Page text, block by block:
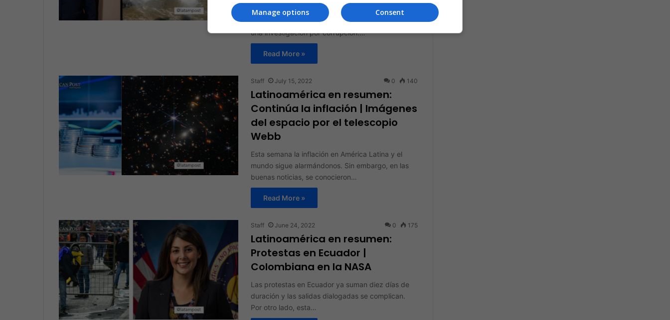
Esta semana Pedro Castillo, presidente de Perú,
acusó golpe de Estado cuando la fiscalía le abrió
una investigación por corrupción.…
Read More »
Staff July 15, 2022 0 140
Latinoamérica en resumen:
Continúa la inflación | Imágenes
del espacio por el telescopio
Webb
Esta semana la inflación en América Latina y el
mundo sigue alarmándonos. Sin embargo, en las
buenas noticias, se conocieron…
Read More »
Staff June 24, 2022 0 175
Latinoamérica en resumen:
Protestas en Ecuador |
Colombiana en la NASA
Las protestas en Ecuador ya suman diez días de
duración y las salidas dialogadas se complican.
Por otro lado, esta…
Consent
Manage options